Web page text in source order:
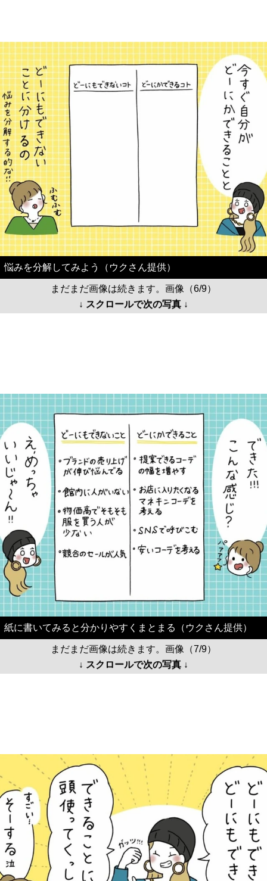
悩みを分解してみよう（ウクさん提供）
まだまだ画像は続きます。画像（6/9）
↓ スクロールで次の写真 ↓
紙に書いてみると分かりやすくまとまる（ウクさん提供）
まだまだ画像は続きます。画像（7/9）
↓ スクロールで次の写真 ↓